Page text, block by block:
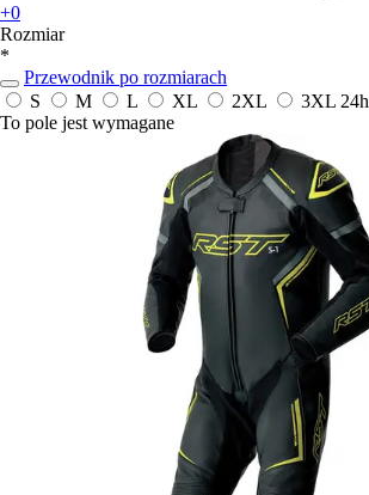
+0
Rozmiar
*
Przewodnik po rozmiarach
S
M L XL 2XL 3XL 24h
To pole jest wymagane